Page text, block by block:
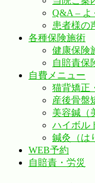
Q&A – よ
患者様の
各種保険施術
健康保険
自賠責保
自費メニュー
猫背矯正
産後骨盤
美容鍼（
ハイボル
鍼灸（は
WEB予約
自賠責・労災